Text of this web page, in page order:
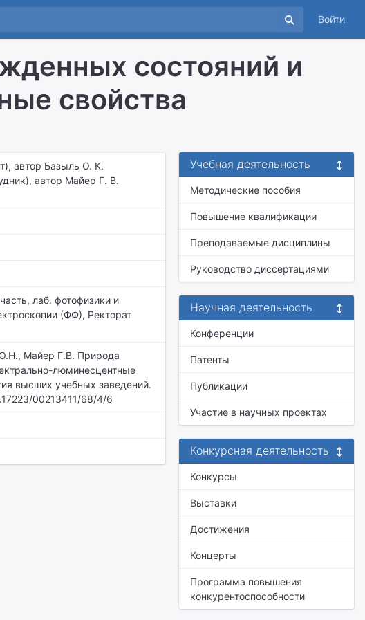
Войти
состояний и
свойства
автор Базыль О. К.
автор Майер Г. В.
лаб. фотофизики и
(ФФ), Ректорат
Майер Г.В. Природа
люминесцентные
высших учебных заведений.
00213411/68/4/6
Учебная деятельность
Методические пособия
Повышение квалификации
Преподаваемые дисциплины
Руководство диссертациями
Научная деятельность
Конференции
Патенты
Публикации
Участие в научных проектах
Конкурсная деятельность
Конкурсы
Выставки
Достижения
Концерты
Программа повышения
конкурентоспособности